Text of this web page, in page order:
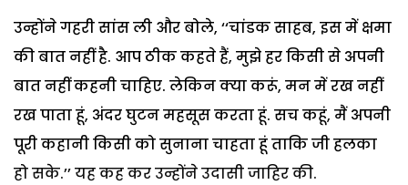
उन्होंने गहरी सांस ली और बोले, ‘‘चांडक साहब, इस में क्षमा
की बात नहीं है. आप ठीक कहते हैं, मुझे हर किसी से अपनी
बात नहीं कहनी चाहिए. लेकिन क्या करूं, मन में रख नहीं
रख पाता हूं, अंदर घुटन महसूस करता हूं. सच कहूं, मैं अपनी
पूरी कहानी किसी को सुनाना चाहता हूं ताकि जी हलका
हो सके.’’ यह कह कर उन्होंने उदासी जाहिर की.